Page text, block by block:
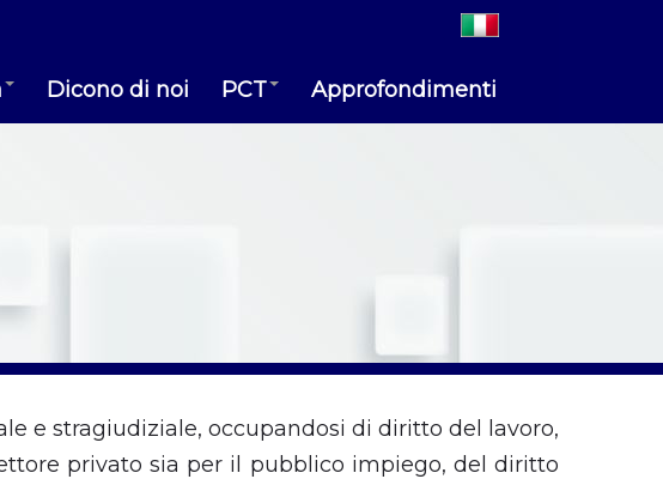
Dicono di noi PCT Approfondimenti
e stragiudiziale, occupandosi di diritto del lavoro,
privato sia per il pubblico impiego, del diritto